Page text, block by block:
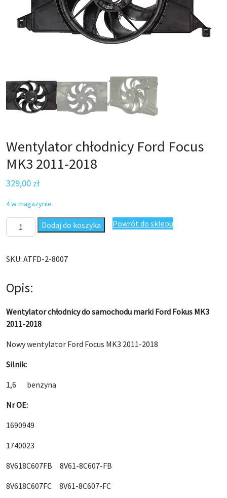
Wentylator chłodnicy Ford Focus
MK3 2011-2018
329,00 zł
4 w magazynie
ilość Wentylator chłodnicy Ford Focus MK3 2011-2018
Dodaj do koszyka Powrót do sklepu
SKU: ATFD-2-8007
Opis:
Wentylator chłodnicy do samochodu marki Ford Fokus MK3
2011-2018
Nowy wentylator Ford Focus MK3 2011-2018
Silnik:
1,6 benzyna
Nr OE:
1690949
1740023
8V618C607FB 8V61-8C607-FB
8V618C607FC 8V61-8C607-FC